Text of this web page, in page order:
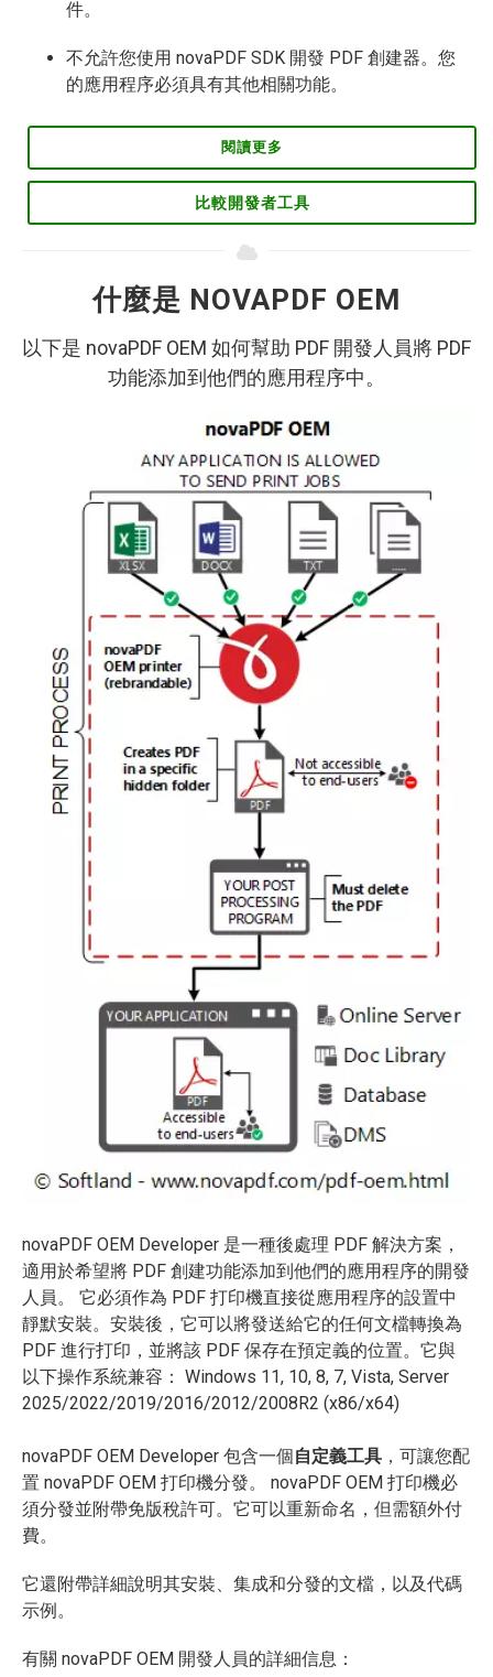
件。
不允許您使用 novaPDF SDK 開發 PDF 創建器。您
的應用程序必須具有其他相關功能。
閱讀更多
比較開發者工具
什麼是 NOVAPDF OEM
以下是 novaPDF OEM 如何幫助 PDF 開發人員將 PDF
功能添加到他們的應用程序中。
novaPDF OEM Developer 是一種後處理 PDF 解決方案，
適用於希望將 PDF 創建功能添加到他們的應用程序的開發
人員。 它必須作為 PDF 打印機直接從應用程序的設置中
靜默安裝。安裝後，它可以將發送給它的任何文檔轉換為
PDF 進行打印，並將該 PDF 保存在預定義的位置。它與
以下操作系統兼容： Windows 11, 10, 8, 7, Vista, Server
2025/2022/2019/2016/2012/2008R2 (x86/x64)
novaPDF OEM Developer 包含一個自定義工具 ，可讓您配
置 novaPDF OEM 打印機分發。 novaPDF OEM 打印機必
須分發並附帶免版稅許可。它可以重新命名，但需額外付
費。
它還附帶詳細說明其安裝、集成和分發的文檔，以及代碼
示例。
有關 novaPDF OEM 開發人員的詳細信息：